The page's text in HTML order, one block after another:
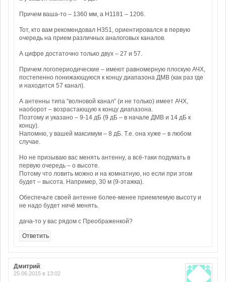
Причем ваша-то – 1360 мм, а Н1181 – 1206.
Тот, кто вам рекомендовал Н351, ориентировался в первую
очередь на прием различных аналоговых каналов.
А цифре достаточно только двух – 27 и 57.
Причем логопериодические – имеют равномерную плоскую АЧХ,
постепенно понижающуюся к концу диапазона ДМВ (как раз где
и находится 57 канал).
А антенны типа “волновой канал” (и не только) имеет АЧХ,
наоборот – возрастающую к концу диапазона.
Поэтому и указано – 9-14 дБ (9 дБ – в начале ДМВ и 14 дБ к
концу).
Напомню, у вашей максимум – 8 дБ. Т.е. она хуже – в любом
случае.
Но не призываю вас менять антенну, а всё-таки подумать в
первую очередь – о высоте.
Потому что ловить можно и на комнатную, но если при этом
будет – высота. Например, 30 м (9-этажка).
Обеспечьте своей антенне более-менее приемлемую высоту и
не надо будет ничё менять.
дача-то у вас рядом с Преображенкой?
Ответить
Дмитрий:
25.06.2015 в 13:02